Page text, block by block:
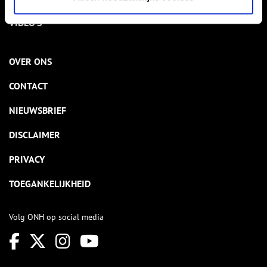
VIDEO’S
OVER ONS
CONTACT
NIEUWSBRIEF
DISCLAIMER
PRIVACY
TOEGANKELIJKHEID
Volg ONH op social media